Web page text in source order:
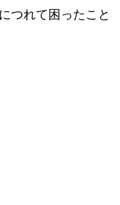
つれて困ったこと